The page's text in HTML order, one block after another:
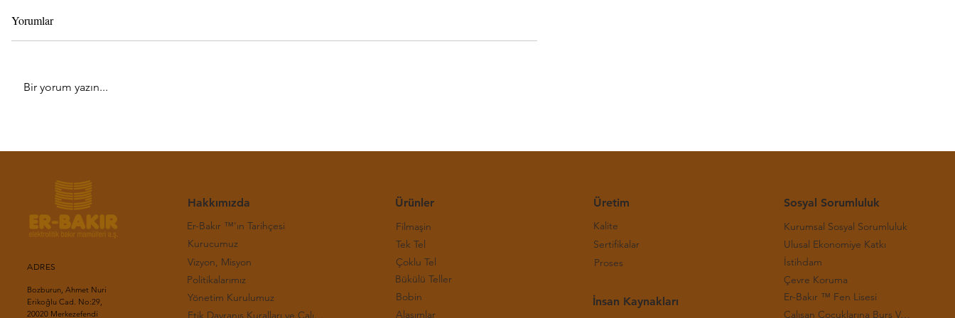
Hafta 2026)
Hafta 2026)
Hafta 2026)
Yorumlar
Bir yorum yazın...
ADRES
Bozburun, Ahmet Nuri
Erikoğlu Cad. No:29,
20020 Merkezefendi
Hakkımızda
Er-Bakır ™'ın Tarihçesi
Kurucumuz
Vizyon, Misyon
Politikalarımız
Yönetim Kurulumuz
Ürünler
Filmaşin
Tek Tel
Çoklu Tel
Bükülü Teller
Bobin
Alaşımlar
Üretim
Kalite
Sertifikalar
Proses
İnsan Kaynakları
Sosyal Sorumluluk
Kurumsal Sosyal Sorumluluk
Ulusal Ekonomiye Katkı
İstihdam
Er-Bakır ™ Fen Lisesi
Çevre Koruma
Çalışan Çocuklarına Burs Verilmesi